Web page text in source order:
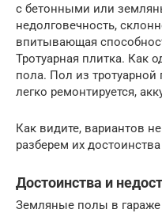
с бетонными или
недолговечность,
впитывающая
Тротуарная плитка. Как
пола. Пол из тротуарной
легко ремонтируется,
Как видите, вариантов
разберем их
Достоинства и
Земляные полы в гараже